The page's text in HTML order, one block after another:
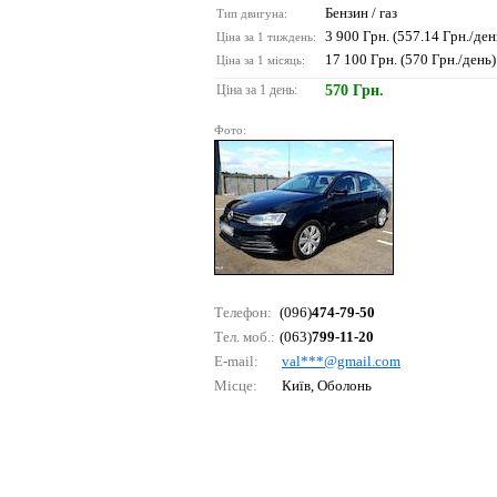
Тип двигуна: Бензин / газ
Ціна за 1 тиждень: 3 900 Грн. (557.14 Грн./
Ціна за 1 місяць: 17 100 Грн. (570 Грн./день)
Ціна за 1 день: 570 Грн.
Фото:
Телефон: (096)474-79-50
Тел. моб.: (063)799-11-20
E-mail:
vаl***@gmаil.соm
Місце:
Київ, Оболонь